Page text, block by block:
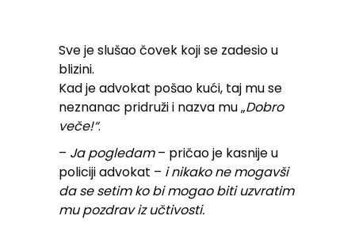
Sve je slušao čovek koji se zadesio u
blizini.
Kad je advokat pošao kući, taj mu se
neznanac pridruži i nazva mu „Dobro
veče!“.
– Ja pogledam– pričao je kasnije u
policiji advokat – i nikako ne mogavši
da se setim ko bi mogao biti uzvratim
mu pozdrav iz učtivosti.